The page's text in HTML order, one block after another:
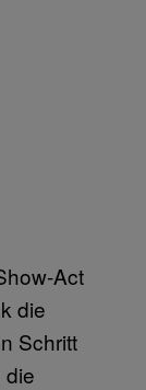
Act
die
Schritt
die